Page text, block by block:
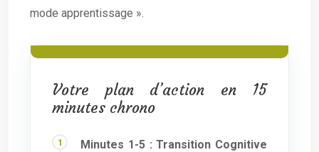
mode apprentissage ».
Votre plan d’action en 15
minutes chrono
Minutes 1-5 : Transition Cognitive